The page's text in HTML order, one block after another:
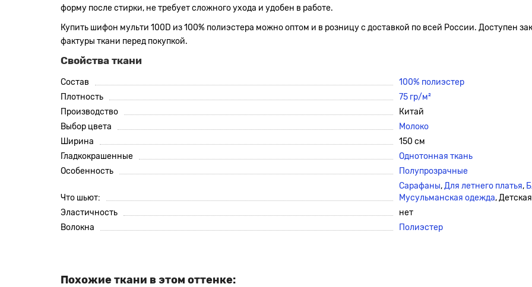
форму после стирки, не требует сложного ухода и удобен в работе.
Купить шифон мульти 100D из 100% полиэстера можно оптом и в розницу с доставкой по всей России. Доступен
фактуры ткани перед покупкой.
Свойства ткани
Состав
100% полиэстер
Плотность
75 гр/м²
Производство
Китай
Выбор цвета
Молоко
Ширина
150 см
Гладкокрашенные
Однотонная ткань
Особенность
Полупрозрачные
Что шьют:
Сарафаны,Для летнего платья,
Мусульманская одежда,
Эластичность
нет
Волокна
Полиэстер
Похожие ткани в этом оттенке: